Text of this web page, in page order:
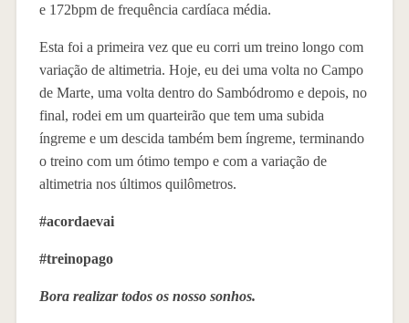
e 172bpm de frequência cardíaca média.
Esta foi a primeira vez que eu corri um treino longo com
variação de altimetria. Hoje, eu dei uma volta no Campo
de Marte, uma volta dentro do Sambódromo e depois, no
final, rodei em um quarteirão que tem uma subida
íngreme e um descida também bem íngreme, terminando
o treino com um ótimo tempo e com a variação de
altimetria nos últimos quilômetros.
#acordaevai
#treinopago
Bora realizar todos os nosso sonhos.